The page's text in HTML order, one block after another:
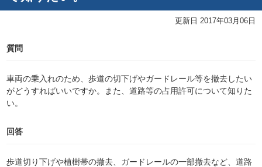
更新日 2017年03月06日
質問
車両の乗入れのため、歩道の切下げやガードレール等を撤去したい
がどうすればいいですか。また、道路等の占用許可について知りた
い。
回答
歩道切り下げや植樹帯の撤去、ガードレールの一部撤去など、道路